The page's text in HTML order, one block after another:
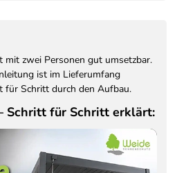
HÖHE
38 mm
getestet bis
m²
mit zwei Personen gut umsetzbar.
ist im Lieferumfang
Schritt durch den Aufbau.
Schritt für Schritt erklärt: